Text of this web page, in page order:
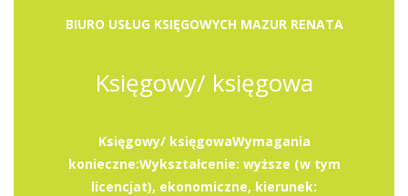
BIURO USŁUG KSIĘGOWYCH MAZUR RENATA
Księgowy/ księgowa
Księgowy/ księgowaWymagania
konieczne:Wykształcenie: wyższe (w tym
licencjat), ekonomiczne, kierunek: